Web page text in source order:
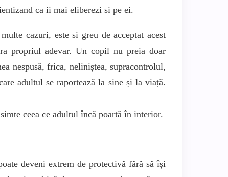
ca ii mai eliberezi si pe ei.
cazuri, este si greu de acceptat acest
propriul adevar. Un copil nu preia doar
nespusă, frica, neliniștea, supracontrolul,
adultul se raportează la sine și la viață.
ceea ce adultul încă poartă în interior.
deveni extrem de protectivă fără să își